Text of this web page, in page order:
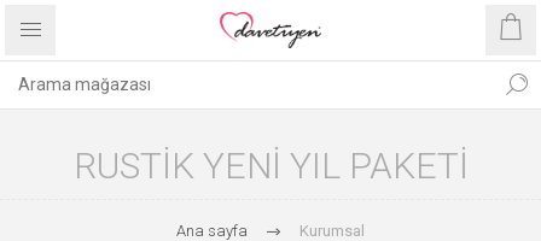
RUSTIK YENI YIL PAKETI
Ana sayfa Kurumsal